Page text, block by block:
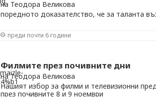
на Теодора Великова
поредното доказателство, че за таланта
преди почти 6 години
Филмите през почивните дни
на Теодора Великова
Нашият избор за филми и телевизионни
през почивните 8 и 9 ноември